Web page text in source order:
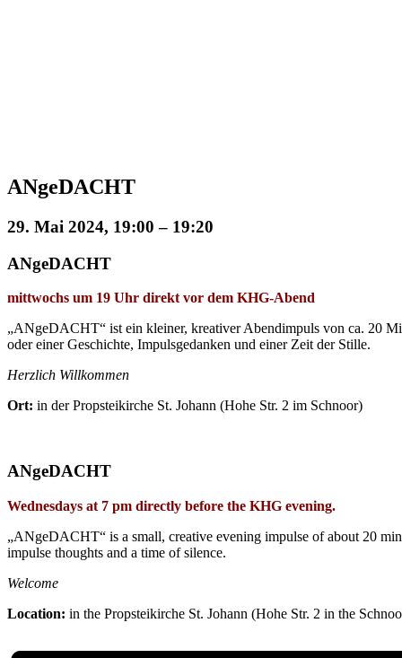
ANgeDACHT
29. Mai 2024, 19:00 – 19:20
ANgeDACHT
mittwochs um 19 Uhr direkt vor dem KHG-Abend
„ANgeDACHT“ ist ein kleiner, kreativer Abendimpuls von ca. 20
oder einer Geschichte, Impulsgedanken und einer Zeit der Stille.
Herzlich Willkommen
Ort: in der Propsteikirche St. Johann (Hohe Str. 2 im Schnoor)
ANgeDACHT
Wednesdays at 7 pm directly before the KHG evening.
„ANgeDACHT“ is a small, creative evening impulse of about 20
impulse thoughts and a time of silence.
Welcome
Location: in the Propsteikirche St. Johann (Hohe Str. 2 in the